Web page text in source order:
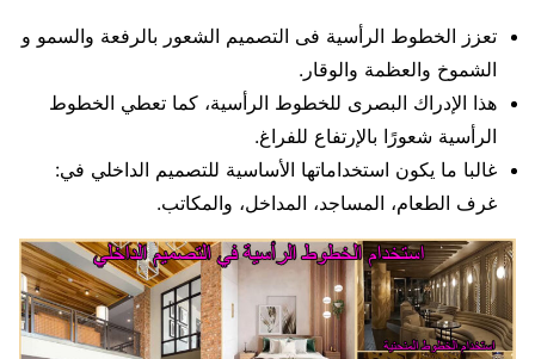
تعزز الخطوط الرأسية فى التصميم الشعور بالرفعة والسمو و
الشموخ والعظمة والوقار.
هذا الإدراك البصرى للخطوط الرأسية، كما تعطي الخطوط
الرأسية شعورًا بالإرتفاع للفراغ.
غالبا ما يكون استخداماتها الأساسية للتصميم الداخلي في:
غرف الطعام، المساجد، المداخل، والمكاتب.